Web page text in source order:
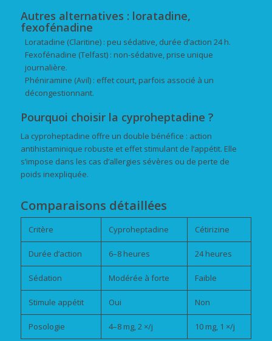
Autres alternatives : loratadine,
fexofénadine
Loratadine (Claritine) : peu sédative, durée d’action 24 h.
Fexofénadine (Telfast) : non-sédative, prise unique
journalière.
Phéniramine (Avil) : effet court, parfois associé à un
décongestionnant.
Pourquoi choisir la cyproheptadine ?
La cyproheptadine offre un double bénéfice : action
antihistaminique robuste et effet stimulant de l’appétit. Elle
s’impose dans les cas d’allergies sévères ou de perte de
poids inexpliquée.
Comparaisons détaillées
Critère Cyproheptadine Cétirizine
Durée d’action 6–8 heures 24 heures
Sédation Modérée à forte Faible
Stimule appétit Oui Non
Posologie 4–8 mg, 2 ×/j 10 mg, 1 ×/j